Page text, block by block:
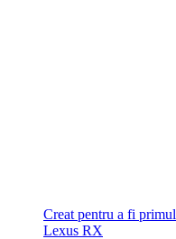
Creat pentru a fi primul
Lexus RX